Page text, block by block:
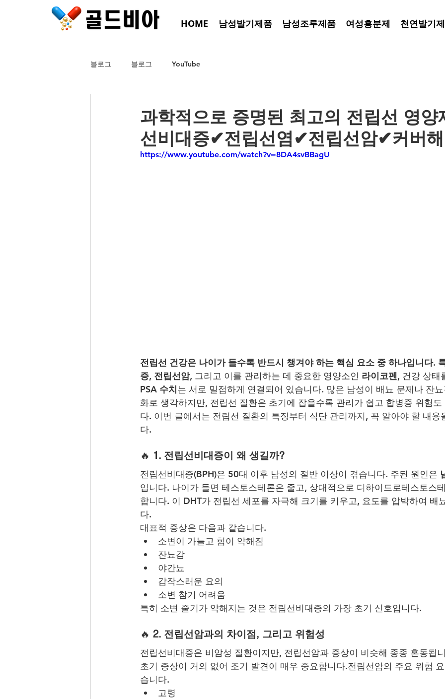
HOME 남성발기제품 남성조루제품 여성흥분제 천연발기제
블로그 블로그 YouTube
과학적으로 증명된 최고의 전립선 영양
선비대증✔전립선염✔전립선암✔커버
https://www.youtube.com/watch?v=8DA4svBBagU
전립선 건강은 나이가 들수록 반드시 챙겨야 하는 핵심 요소 중 하나입니다.
증, 전립선암, 그리고 이를 관리하는 데 중요한 영양소인 라이코펜, 건강 상태
PSA 수치는 서로 밀접하게 연결되어 있습니다. 많은 남성이 배뇨 문제나 잔
화로 생각하지만, 전립선 질환은 초기에 잡을수록 관리가 쉽고 합병증 위험
다. 이번 글에서는 전립선 질환의 특징부터 식단 관리까지, 꼭 알아야 할 내용
다.
🔥 1. 전립선비대증이 왜 생길까?
전립선비대증(BPH)은 50대 이후 남성의 절반 이상이 겪습니다. 주된 원인은
입니다. 나이가 들면 테스토스테론은 줄고, 상대적으로 디하이드로테스토스
합니다. 이 DHT가 전립선 세포를 자극해 크기를 키우고, 요도를 압박하여 배
다.
대표적 증상은 다음과 같습니다.
소변이 가늘고 힘이 약해짐
잔뇨감
야간뇨
갑작스러운 요의
소변 참기 어려움
특히 소변 줄기가 약해지는 것은 전립선비대증의 가장 초기 신호입니다.
🔥 2. 전립선암과의 차이점, 그리고 위험성
전립선비대증은 비암성 질환이지만, 전립선암과 증상이 비슷해 종종 혼동됩
초기 증상이 거의 없어 조기 발견이 매우 중요합니다.전립선암의 주요 위험
습니다.
고령